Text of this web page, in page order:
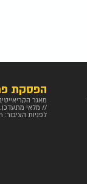
הפסקת
מאגר
// מלאי מתעדכן.
לפניות הציבור: